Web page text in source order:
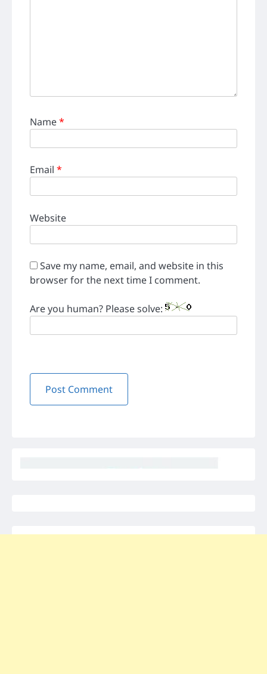
Name*
Email *
Website
Save my name, email, and website in this
browser for the next time I comment.
Are you human? Please solve: